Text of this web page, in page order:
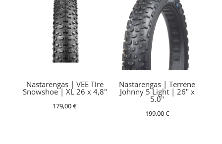
Nastarengas | VEE Tire
Snowshoe | XL 26 x 4,8″
179,00€
Nastarengas | Terrene
Johnny 5 Light | 26″ x
5.0″
199,00€